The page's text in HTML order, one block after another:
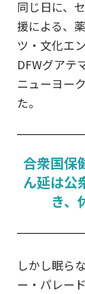
同じ日に、
援による、
ツ・文化エ
DFWグアテ
ニューヨー
た。
合衆国保
ん延は公
き、
しかし眠ら
ー・パレー